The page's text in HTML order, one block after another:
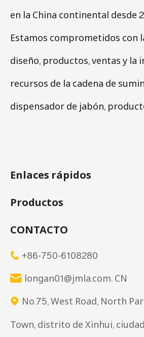
en la China continental desde
Estamos comprometidos con
diseño, productos, ventas y la
recursos de la cadena de
dispensador de jabón,
Enlaces rápidos
Productos
CONTACTO
 +86-750-6108280
 longan01@jmla.com. CN
 No.75, West Road, North
Town, distrito de Xinhui,